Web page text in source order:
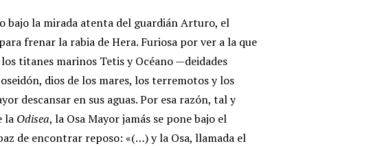
bajo la mirada atenta del guardián Arturo, el
frenar la rabia de Hera. Furiosa por ver a la que
titanes marinos Tetis y Océano —deidades
dios de los mares, los terremotos y los
descansar en sus aguas. Por esa razón, tal y
la Odisea, la Osa Mayor jamás se pone bajo el
de encontrar reposo: «(…) y la Osa, llamada el